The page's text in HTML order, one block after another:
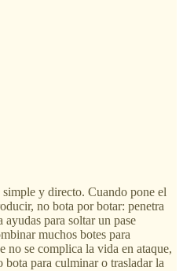
simple y directo. Cuando pone el
no bota por botar: penetra
para soltar un pase
muchos botes para
no se complica la vida en ataque,
para culminar o trasladar la